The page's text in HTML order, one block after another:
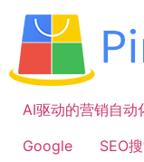
容
AI驱动的营销自动
Google
SEO